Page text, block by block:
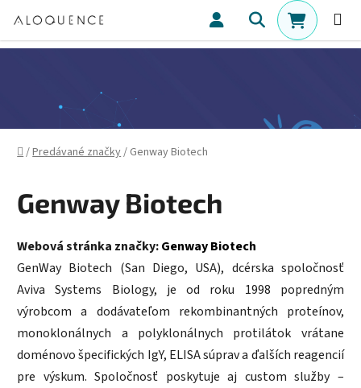
Hľadať
Domov
/Predávané značky/ Genway Biotech
Genway Biotech
Webová stránka značky:Genway Biotech
GenWay Biotech (San Diego, USA), dcérska spoločnosť
Aviva Systems Biology, je od roku 1998 popredným
výrobcom a dodávateľom rekombinantných proteínov,
monoklonálnych a polyklonálnych protilátok vrátane
doménovo špecifických IgY, ELISA súprav a ďalších reagencií
pre výskum. Spoločnosť poskytuje aj custom služby –